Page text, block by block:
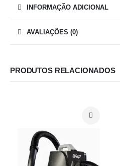
INFORMAÇÃO ADICIONAL
AVALIAÇÕES (0)
PRODUTOS RELACIONADOS